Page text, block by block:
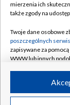
Naziemna
Rada
System NOS
Informacje o
Program dla
©2026
mierzenia ich
także zgody na
Twoje dane osobowe
poszczególnych
zapisywane za
WWW lub innych
ruchu w Internecie.